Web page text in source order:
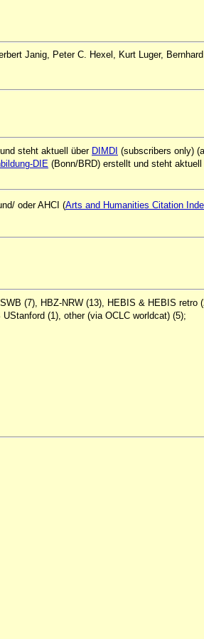
Janig, Peter C. Hexel, Kurt Luger,
steht aktuell über DIMDI (subscribers only)
DIE (Bonn/BRD) erstellt und steht
oder AHCI (Arts and Humanities Citation
(7), HBZ-NRW (13), HEBIS & HEBIS retro
(1), other (via OCLC worldcat) (5);